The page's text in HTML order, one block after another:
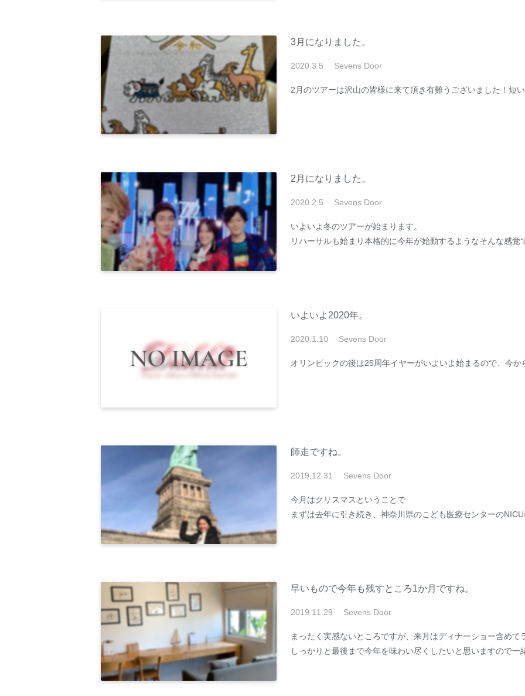
3月になりました。
2020 3 5 Sevens Door
2月のツアーは沢山の皆様に来て頂き有難うございました！短
2月になりました。
2020 2 5 Sevens Door
いよいよ冬のツアーが始まります。
リハーサルも始まり本格的に今年が始動するようなそんな感覚
いよいよ2020年。
2020 1 10 Sevens Door
オリンピックの後は25周年イヤーがいよいよ始まるので、今か
師走ですね。
2019 12 31 Sevens Door
今月はクリスマスということで
まずは去年に引き続き、神奈川県のこども医療センターのNICU
早いもので今年も残すところ1か月ですね。
2019 11 29 Sevens Door
まったく実感ないところですが、来月はディナーショー含めて
しっかりと最後まで今年を味わい尽くしたいと思いますので一